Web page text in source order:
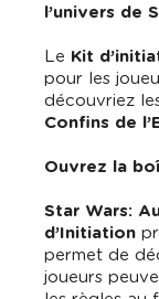
l’univers de
Le Kit
pour les
découvriez
Confins de
Ouvrez la
Star Wars:
d’Initiation
permet de
joueurs